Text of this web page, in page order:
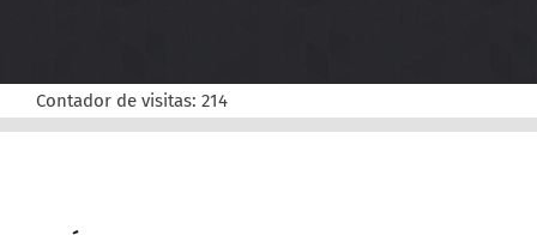
Contador de visitas: 214